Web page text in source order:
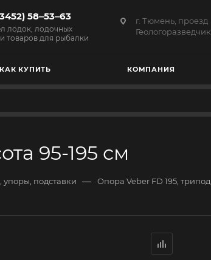
58‒53‒63
лодок, лодочных
товаров для рыбалки
г. Тюмень, проезд
КАК КУПИТЬ КОМПАНИЯ
95-195 см
подставки — Опора Veber FD 195,